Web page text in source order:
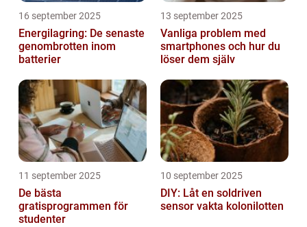
16 september 2025
Energilagring: De senaste
genombrotten inom
batterier
13 september 2025
Vanliga problem med
smartphones och hur du
löser dem själv
11 september 2025
De bästa
gratisprogrammen för
studenter
10 september 2025
DIY: Låt en soldriven
sensor vakta kolonilotten